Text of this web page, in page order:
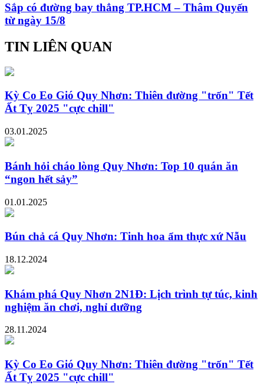
Sắp có đường bay thẳng TP.HCM – Thâm Quyến
từ ngày 15/8
TIN LIÊN QUAN
Kỳ Co Eo Gió Quy Nhơn: Thiên đường "trốn" Tết
Ất Tỵ 2025 "cực chill"
03.01.2025
Bánh hỏi cháo lòng Quy Nhơn: Top 10 quán ăn
“ngon hết sảy”
01.01.2025
Bún chả cá Quy Nhơn: Tinh hoa ẩm thực xứ Nẫu
18.12.2024
Khám phá Quy Nhơn 2N1Đ: Lịch trình tự túc, kinh
nghiệm ăn chơi, nghỉ dưỡng
28.11.2024
Kỳ Co Eo Gió Quy Nhơn: Thiên đường "trốn" Tết
Ất Tỵ 2025 "cực chill"